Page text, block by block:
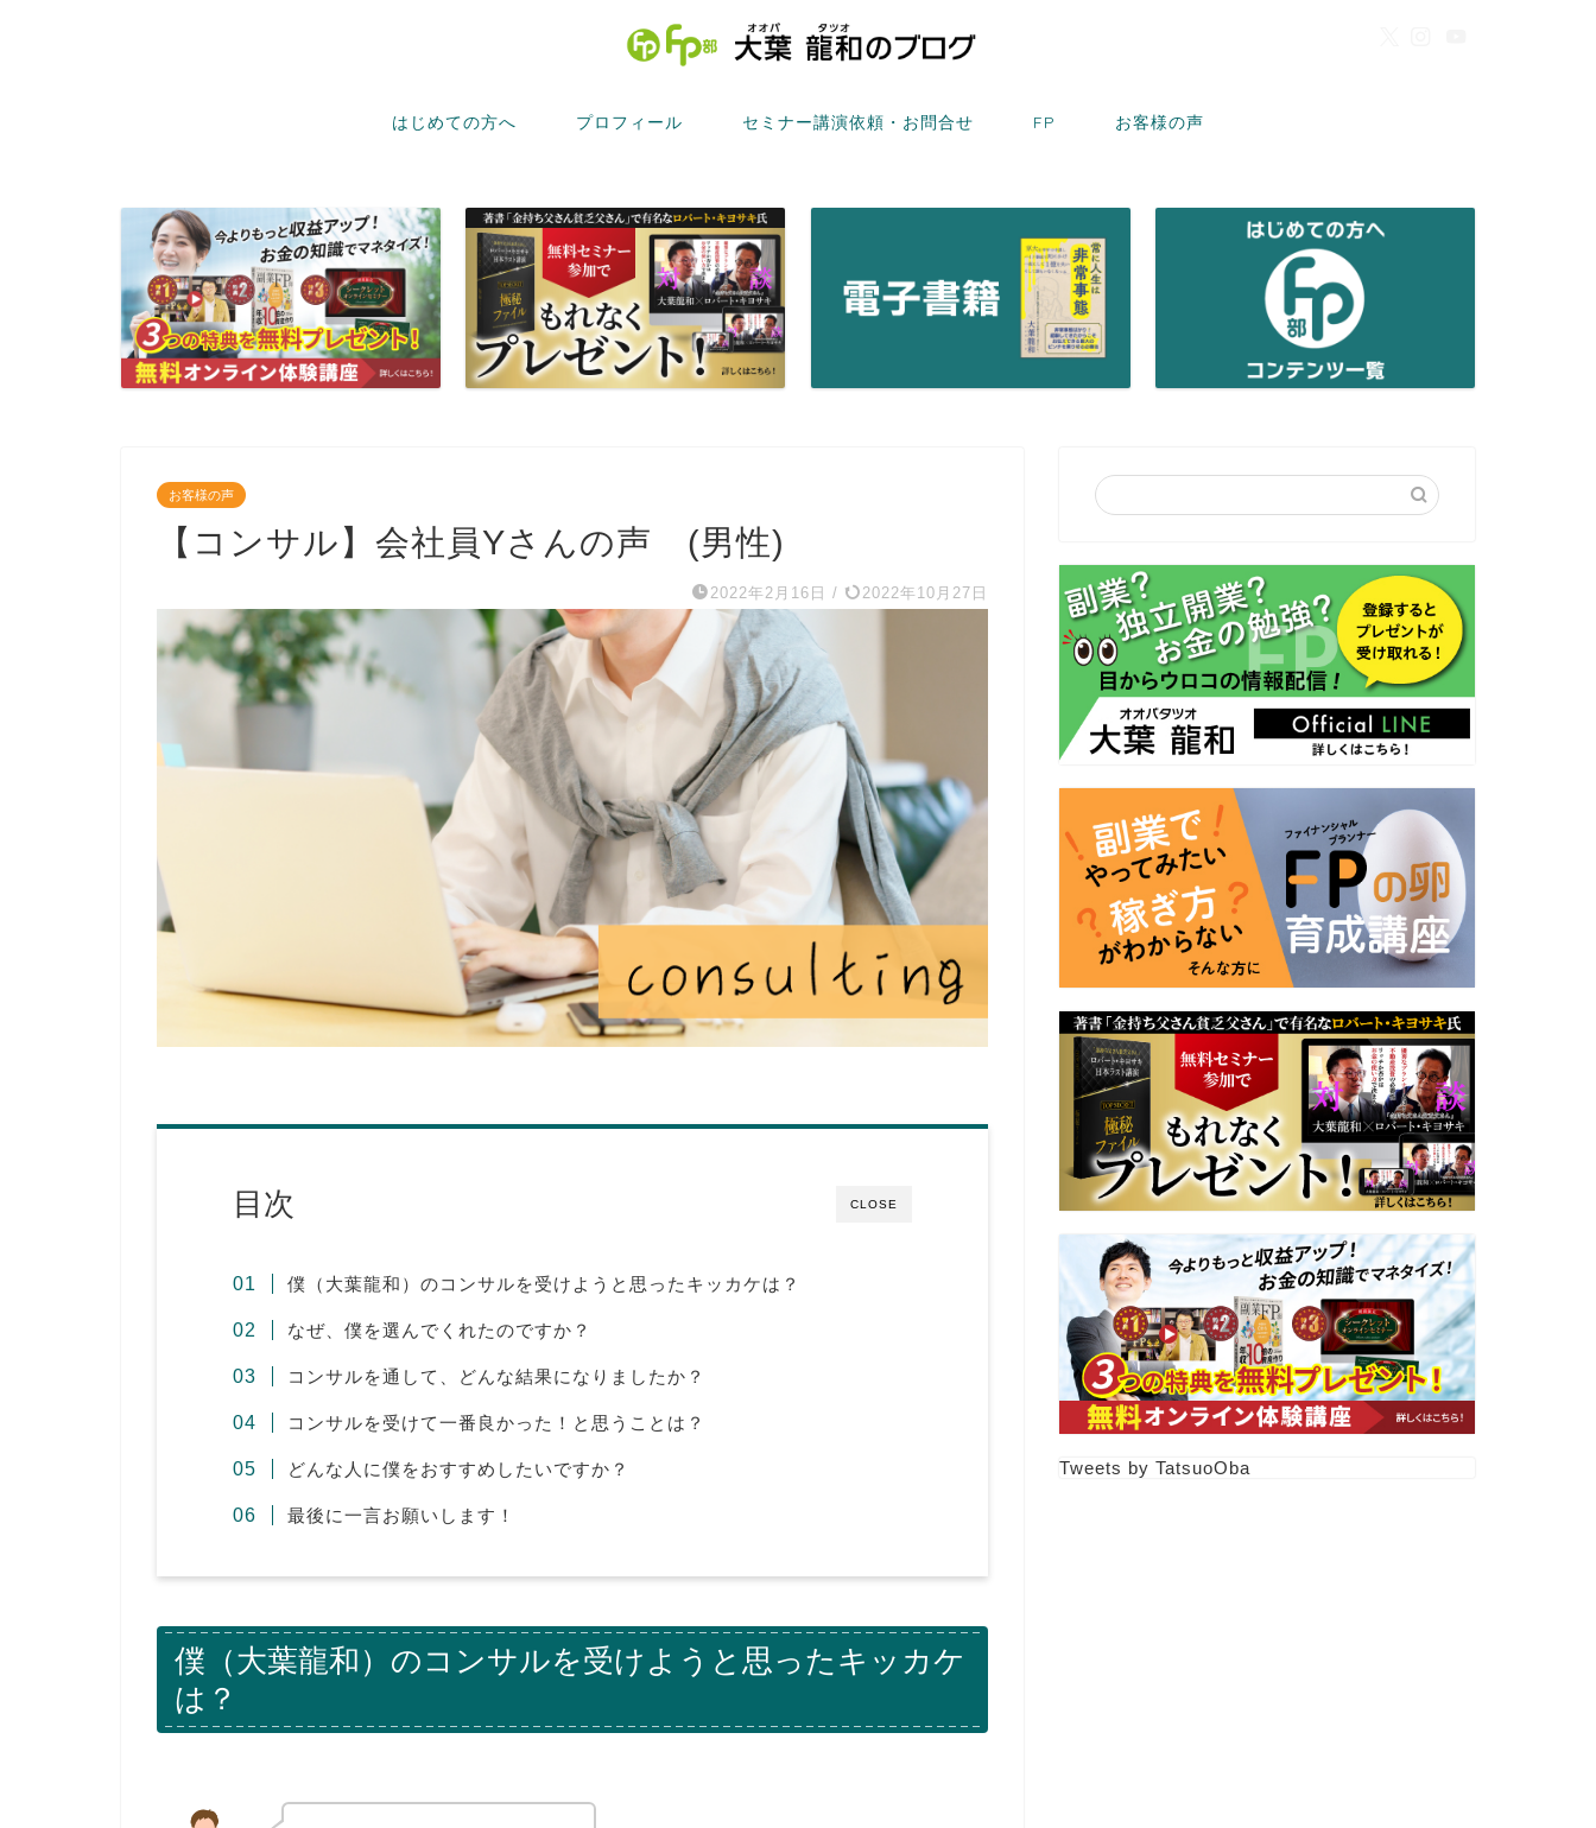
はじめての方へ プロフィール セミナー講演依頼・お問合せ FP お客様の声
お客様の声
【コンサル】会社員Yさんの声 (男性)
2022年2月16日 / 2022年10月27日
CLOSE
目次
僕（大葉龍和）のコンサルを受けようと思ったキッカケは？
なぜ、僕を選んでくれたのですか？
コンサルを通して、どんな結果になりましたか？
コンサルを受けて一番良かった！と思うことは？
どんな人に僕をおすすめしたいですか？
最後に一言お願いします！
僕（大葉龍和）のコンサルを受けようと思ったキッカケ
は？
Tweets by TatsuoOba